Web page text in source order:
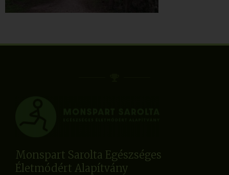
Monspart Sarolta Egészséges
Életmódért Alapítvány